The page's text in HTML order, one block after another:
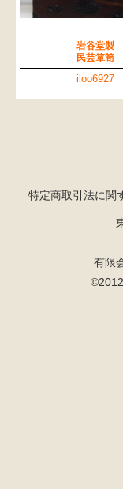
岩谷堂製
民芸箪笥
iloo6927
特定商取引法に関
有限